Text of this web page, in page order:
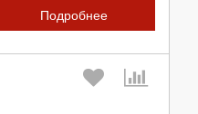
Подробнее